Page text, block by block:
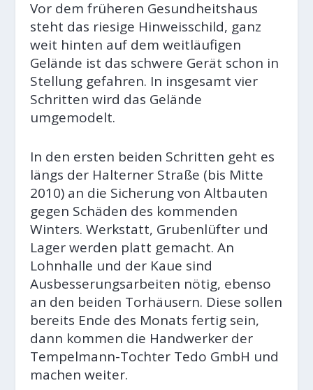
Vor dem früheren Gesundheitshaus
steht das riesige Hinweisschild, ganz
weit hinten auf dem weitläufigen
Gelände ist das schwere Gerät schon in
Stellung gefahren. In insgesamt vier
Schritten wird das Gelände
umgemodelt.
In den ersten beiden Schritten geht es
längs der Halterner Straße (bis Mitte
2010) an die Sicherung von Altbauten
gegen Schäden des kommenden
Winters. Werkstatt, Grubenlüfter und
Lager werden platt gemacht. An
Lohnhalle und der Kaue sind
Ausbesserungsarbeiten nötig, ebenso
an den beiden Torhäusern. Diese sollen
bereits Ende des Monats fertig sein,
dann kommen die Handwerker der
Tempelmann-Tochter Tedo GmbH und
machen weiter.